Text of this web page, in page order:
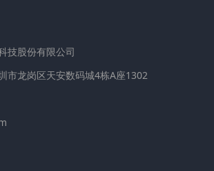
技股份有限公司
市龙岗区天安数码城4栋A座1302